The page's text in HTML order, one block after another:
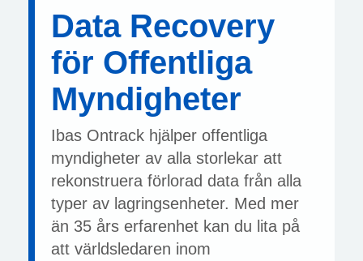
Data Recovery
för Offentliga
Myndigheter
Ibas Ontrack hjälper offentliga
myndigheter av alla storlekar att
rekonstruera förlorad data från alla
typer av lagringsenheter. Med mer
än 35 års erfarenhet kan du lita på
att världsledaren inom